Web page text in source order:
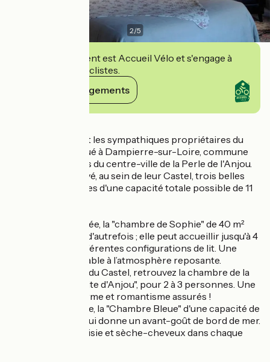
2/5
Cet établissement est Accueil Vélo et s'engage à
accueillir des cyclistes.
Voir ses engagements
Jean et Sylvie sont les sympathiques propriétaires du
“Petit Hureau”, situé à Dampierre-sur-Loire, commune
de Saumur, à 4 kms du centre-ville de la Perle de l'Anjou.
Ils vous ont réservé, au sein de leur Castel, trois belles
chambres familiales d'une capacité totale possible de 11
En rez-de-chaussée, la "chambre de Sophie" de 40 m²
avec son petit air d'autrefois ; elle peut accueillir jusqu'à 4
personnes, en différentes configurations de lit. Une
chambre confortable à l’atmosphère reposante.
Au premier étage du Castel, retrouvez la chambre de la
célèbre "Marguerite d'Anjou", pour 2 à 3 personnes. Une
chambre aux charme et romantisme assurés !
Au deuxième étage, la "Chambre Bleue" d'une capacité de
2 à 4 personnes, qui donne un avant-goût de bord de mer.
Plateau de courtoisie et sèche-cheveux dans chaque